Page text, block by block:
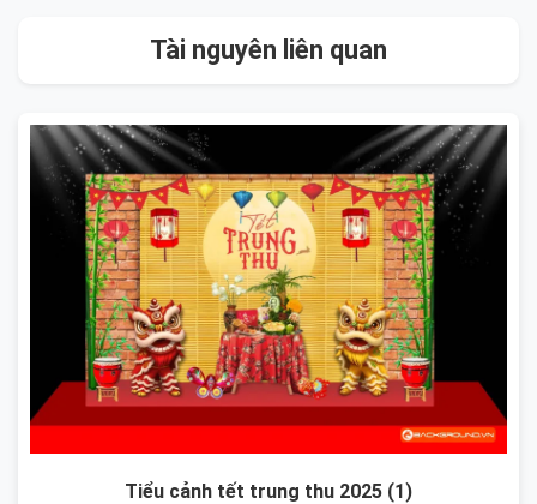
Tài nguyên liên quan
Tiểu cảnh tết trung thu 2025 (1)